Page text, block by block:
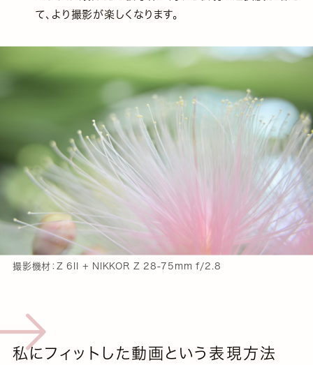
て、より撮影が楽しくなります。
撮影機材：Z 6II + NIKKOR Z 28-75mm f/2.8
私にフィットした動画という表現方法